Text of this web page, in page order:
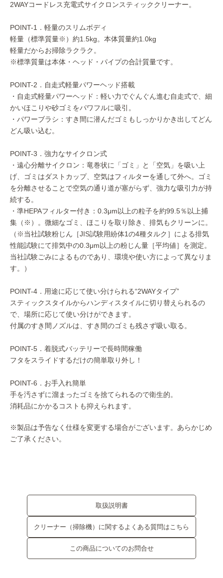
2WAYコードレス充電式サイクロンスティッククリーナー。
POINT-1．軽量のスリムボディ
軽量（標準質量※）約1.5kg。本体質量約1.0kg
軽量だからお掃除ラクラク。
※標準質量は本体・ヘッド・パイプの合計質量です。
POINT-2．自走式軽量パワーヘッド搭載
・自走式軽量パワーヘッド：軽い力でぐんぐん進む自走式で、細
かいほこりや砂ゴミをパワフルに吸引。
・パワーブラシ：すき間に潜んだゴミもしっかりかき出してどん
どん吸い込む。
POINT-3．強力なサイクロン式
・遠心分離サイクロン：竜巻状に「ゴミ」と「空気」を吸い上
げ、ゴミはダストカップ、空気はフィルターを通して外へ。ゴミ
を分離させることで空気の通り道が塞がらず、強力な吸引力が持
続する。
・準HEPAフィルター付き：0.3μm以上の粒子を約99.5％以上捕
集（※）。微細なゴミ、ほこりを取り除き、排気もクリーンに。
（※当社試験粉じん［JIS試験用紛体1の4種タルク］による排気
性能試験にて排気中の0.3μm以上の粉じん量［平均値］を測定。
当社試験ごみによるものであり、環境や使い方によって異なりま
す。）
POINT-4．用途に応じて使い分けられる“2WAYタイプ”
スティックスタイルからハンディスタイルに切り替えられるの
で、場所に応じて使い分けができます。
付属のすき間ノズルは、すき間のゴミも残さず吸い取る。
POINT-5．着脱式バッテリーで長時間稼働
フタをスライドするだけの簡単取り外し！
POINT-6．お手入れ簡単
手を汚さずに溜まったゴミを捨てられるので衛生的。
消耗品にかかるコストも抑えられます。
※製品は予告なく仕様を変更する場合がございます。あらかじめ
ご了承ください。
取扱説明書
クリーナー（掃除機）に関するよくある質問はこちら
この商品についてのお問合せ